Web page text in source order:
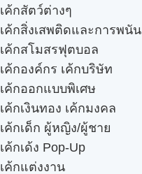
เค้กสัตว์ต่างๆ
เค้กสิ่งเสพติดและการพนัน
เค้กสโมสรฟุตบอล
เค้กองค์กร เค้กบริษัท
เค้กออกแบบพิเศษ
เค้กเงินทอง เค้กมงคล
เค้กเด็ก ผู้หญิง/ผู้ชาย
เค้กเด้ง Pop-Up
เค้กแต่งงาน